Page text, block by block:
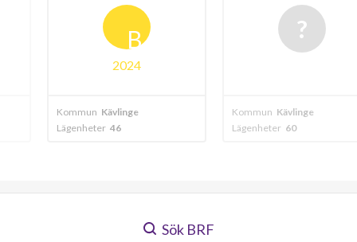
Kommun
Lägenheter
Kommun
Lägenheter
Sök BRF